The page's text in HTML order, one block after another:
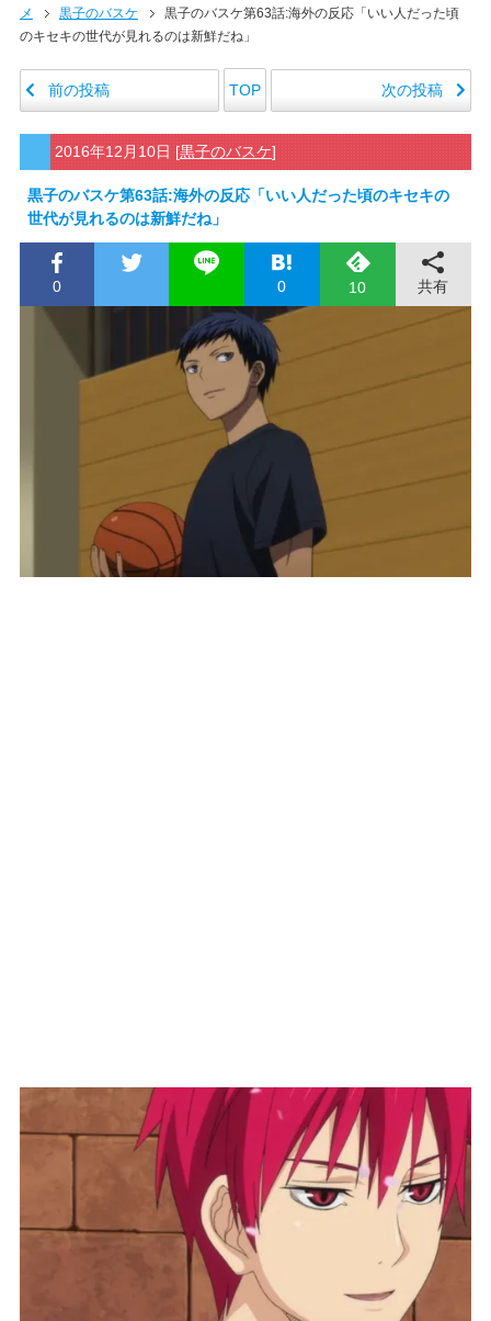
メ
黒子のバスケ
黒子のバスケ第63話:海外の反応「いい人だった頃
のキセキの世代が見れるのは新鮮だね」
前の投稿 TOP 次の投稿
2016年12月10日 [黒子のバスケ]
黒子のバスケ第63話:海外の反応「いい人だった頃のキセキの
世代が見れるのは新鮮だね」
0 0 10 共有